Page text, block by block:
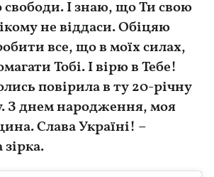
свободи. І знаю, що Ти свою
не віддаси. Обіцяю
все, що в моїх силах,
Тобі. І вірю в Тебе!
повірила в ту 20-річну
З днем ​​народження, моя
Слава Україні! –
зірка.